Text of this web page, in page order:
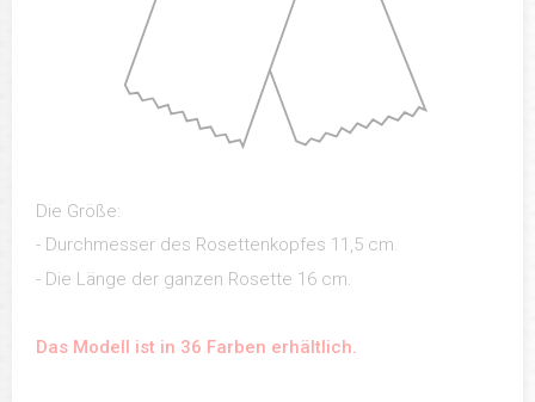
Die Größe:
- Durchmesser des Rosettenkopfes 11,5 cm.
- Die Länge der ganzen Rosette 16 cm.
Das Modell ist in 36 Farben erhältlich.